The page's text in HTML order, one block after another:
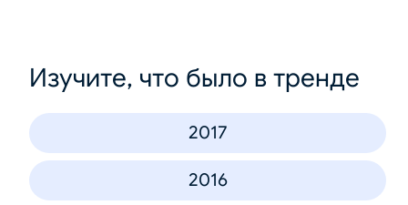
Изучите, что было в тренде
2017
2016